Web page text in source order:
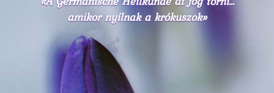
amikor nyílnak a krókuszok»